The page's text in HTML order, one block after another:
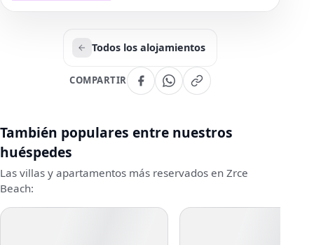
Todos los alojamientos
COMPARTIR
También populares entre nuestros
huéspedes
Las villas y apartamentos más reservados en Zrce
Beach: